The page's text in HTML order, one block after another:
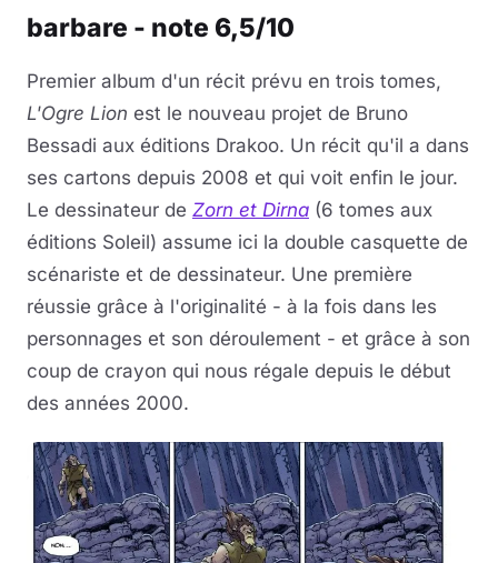
barbare - note 6,5/10
Premier album d'un récit prévu en trois tomes,
L'Ogre Lion est le nouveau projet de Bruno
Bessadi aux éditions Drakoo. Un récit qu'il a dans
ses cartons depuis 2008 et qui voit enfin le jour.
Le dessinateur de Zorn et Dirna (6 tomes aux
éditions Soleil) assume ici la double casquette de
scénariste et de dessinateur. Une première
réussie grâce à l'originalité - à la fois dans les
personnages et son déroulement - et grâce à son
coup de crayon qui nous régale depuis le début
des années 2000.